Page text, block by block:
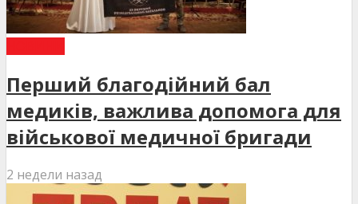
Перший благодійний бал
медиків, важлива допомога для
військової медичної бригади
2 недели назад